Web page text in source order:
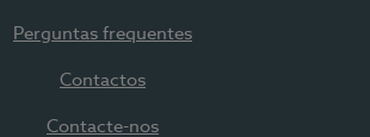
Perguntas frequentes
Contactos
Contacte-nos